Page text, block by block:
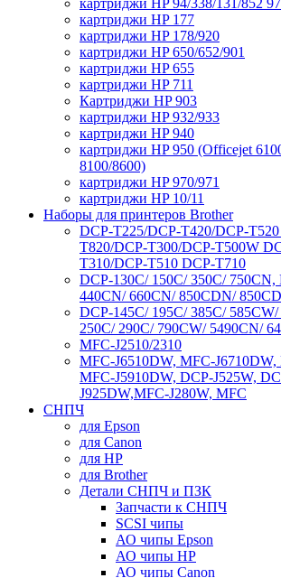
картриджи HP 94/338/131/852
картриджи HP 177
картриджи HP 178/920
картриджи HP 650/652/901
картриджи HP 655
картриджи HP 711
Картриджи HP 903
картриджи HP 932/933
картриджи HP 940
картриджи HP 950 (Officejet
8100/8600)
картриджи HP 970/971
картриджи HP 10/11
Наборы для принтеров Brother
DCP-T225/DCP-T420/DCP-
T820/DCP-T300/DCP-T500W
T310/DCP-T510 DCP-T710
DCP-130C/ 150C/ 350C/ 750CN,
440CN/ 660CN/ 850CDN/
DCP-145C/ 195C/ 385C/
250C/ 290C/ 790CW/ 5490CN/
MFC-J2510/2310
MFC-J6510DW, MFC-J6710DW,
MFC-J5910DW, DCP-J525W,
J925DW,MFC-J280W, MFC
СНПЧ
для Epson
для Canon
для HP
для Brother
Детали СНПЧ и ПЗК
Запчасти к СНПЧ
SCSI чипы
АО чипы Epson
АО чипы HP
АО чипы Canon